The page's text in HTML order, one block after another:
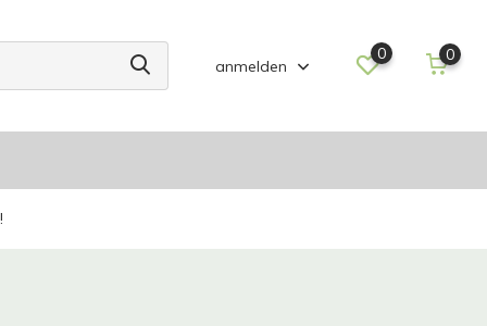
anmelden
0 0